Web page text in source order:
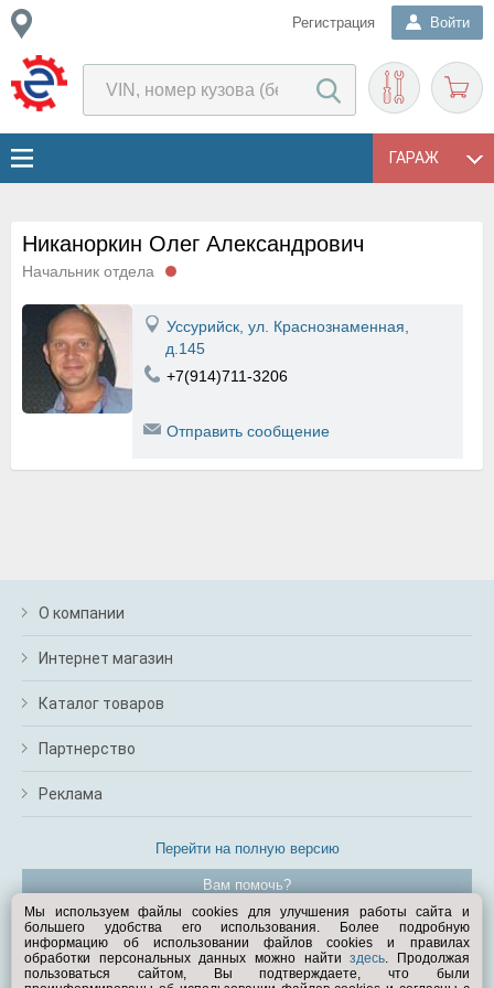
Регистрация Войти
ГАРАЖ
Никаноркин Олег Александрович
Начальник отдела
Уссурийск, ул. Краснознаменная,
д.145
+7(914)711-3206
Отправить сообщение
О компании
Интернет магазин
Каталог товаров
Партнерство
Реклама
Перейти на полную версию
Вам помочь?
© Exist.ru 1998—2026
Мы используем файлы cookies для улучшения работы сайта и
большего удобства его использования. Более подробную
информацию об использовании файлов cookies и правилах
обработки персональных данных можно найтиздесь. Продолжая
пользоваться сайтом, Вы подтверждаете, что были